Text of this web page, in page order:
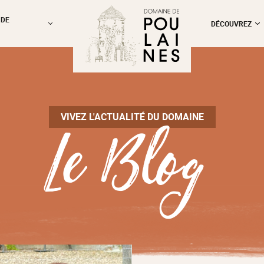
DÉCOUVREZ
VIVEZ L'ACTUALITÉ DU DOMAINE
Le Blog